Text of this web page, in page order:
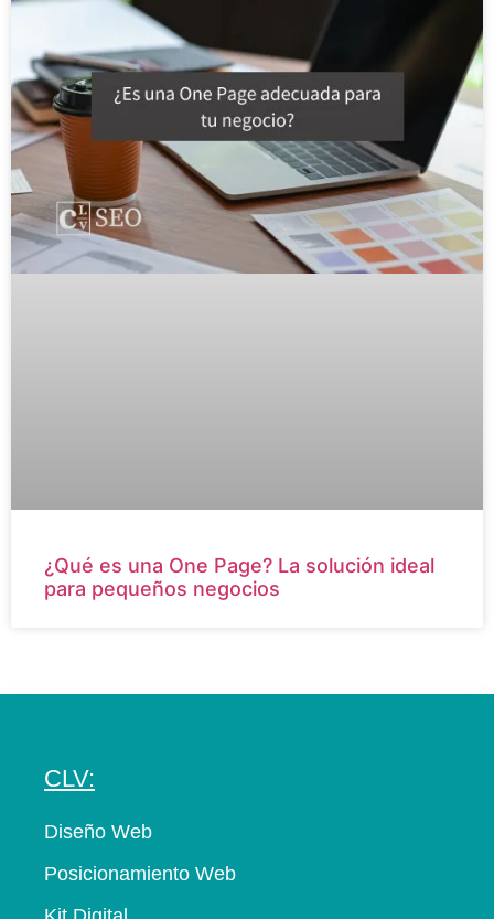
¿Qué es una One Page? La solución ideal
para pequeños negocios
CLV:
Diseño Web
Posicionamiento Web